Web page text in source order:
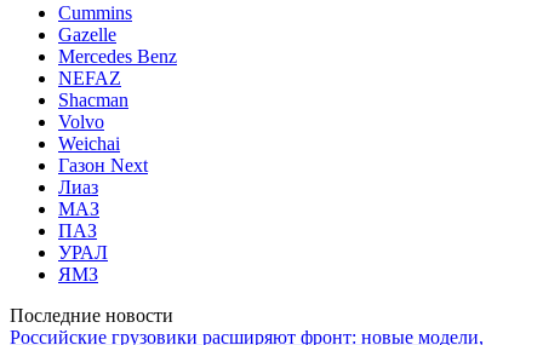
Cummins
Gazelle
Mercedes Benz
NEFAZ
Shacman
Volvo
Weichai
Газон Next
Лиаз
МАЗ
ПАЗ
УРАЛ
ЯМЗ
Последние новости
Российские грузовики расширяют фронт: новые модели,